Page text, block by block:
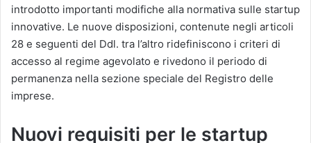
introdotto importanti modifiche alla normativa sulle startup
innovative. Le nuove disposizioni, contenute negli articoli
28 e seguenti del Ddl. tra l’altro ridefiniscono i criteri di
accesso al regime agevolato e rivedono il periodo di
permanenza nella sezione speciale del Registro delle
imprese.
Nuovi requisiti per le startup